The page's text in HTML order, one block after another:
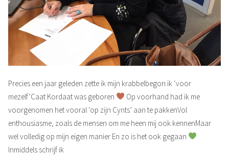
Precies een jaar geleden zette ik mijn krabbelbegon ik ‘voor
mezelf’Caat Kordaat was geboren
Op voorhand had ik me
voorgenomen het vooral ‘op zijn Cynts’ aan te pakkenVol
enthousiasme, zoals de mensen om me heen mij ook kennenMaar
wel volledig op mijn eigen manier En zo is het ook gegaan
Inmiddels schrijf ik